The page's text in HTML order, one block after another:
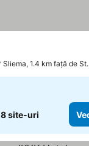
Sliema, 1.4 km faţă de
8 site-uri